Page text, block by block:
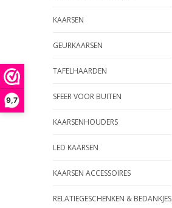
9,7
KAARSEN
GEURKAARSEN
TAFELHAARDEN
SFEER VOOR BUITEN
KAARSENHOUDERS
LED KAARSEN
KAARSEN ACCESSOIRES
RELATIEGESCHENKEN & BEDANKJES